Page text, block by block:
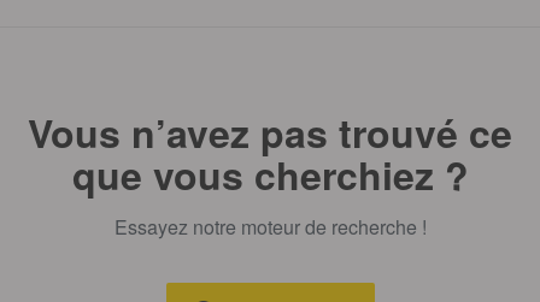
Vous n’avez pas trouvé ce
que vous cherchiez ?
Essayez notre moteur de recherche !